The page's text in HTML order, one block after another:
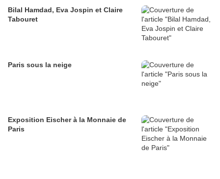
Bilal Hamdad, Eva Jospin et Claire
Tabouret
Paris sous la neige
Exposition Eischer à la Monnaie de
Paris